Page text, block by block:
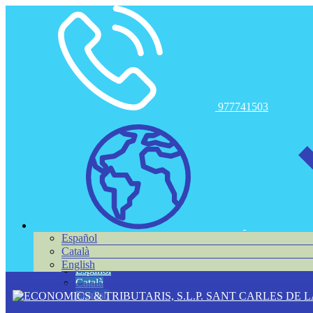
977741503
Español
Català
English
Toggle navigation
Español
Català
English